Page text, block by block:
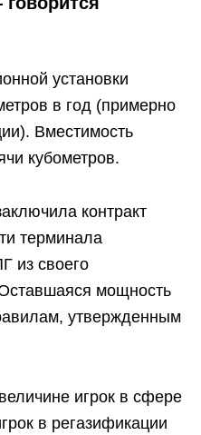
установки
в год (примерно
Вместимость
кубометров.
контракт
терминала
из своего
мощность
утвержденным
игрок в сфере
в регазификации